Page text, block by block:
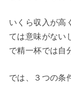
いくら収入が高
ては意味がない
で精一杯では自
では、３つの条